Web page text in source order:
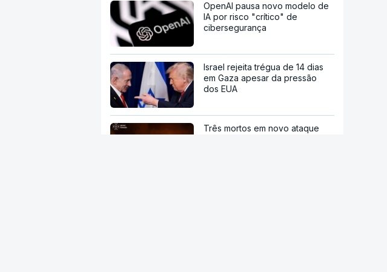
OpenAI pausa novo modelo de
IA por risco "crítico" de
cibersegurança
Israel rejeita trégua de 14 dias
em Gaza apesar da pressão
dos EUA
Três mortos em novo ataque